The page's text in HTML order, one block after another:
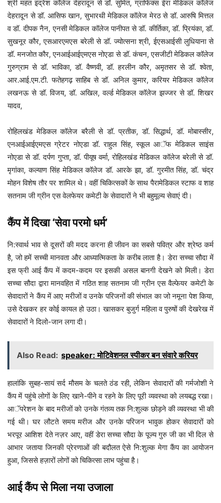
श्री महंत इंद्रेश कॉलेज देहरादून से डॉ. सुमित, ग्राफिक्स ईरा मेडिकल कॉलेज
देहरादून से डॉ. आसिफ खान, सुभारथी मेडिकल कॉलेज मेरठ से डॉ. आरुषि मित्तल
व डॉ. दीपक नैन, एनसी मेडिकल कॉलेज पानीपत से डॉ. कीर्तिका, डॉ. प्रियंका, डॉ.
सुखनूर कौर, एसआरएमएस बरेली से डॉ. ज्योत्सना श्री, ईएसआईसी लुधियाना से
डॉ. मनजोत कौर, एनआईआईएमएस नोएडा से डॉ. कंचन, एसजीटी मेडिकल कॉलेज
गुरुग्राम से डॉ. भाविका, डॉ. वैष्णवी, डॉ. हरलीन कौर, अमृतसर से डॉ. श्वेता,
आर.आई.एम.टी. फतेहगढ़ साहिब से डॉ. अनिल कुमार, करियर मेडिकल कॉलेज
लखनऊ से डॉ. विजय, डॉ. अखिल, वर्ल्ड मेडिकल कॉलेज झज्जर से डॉ. शिखर
यादव,
रोहिलखंड मेडिकल कॉलेज बरैली से डॉ. प्रतीक, डॉ. सिद्धार्थ, डॉ. मोबास्सीर,
एनआईआईएमएस ग्रेटर नोएडा डॉ. राहुल सिंह, स्कूल आॅफ मेडिकल साइंस
नोएडा से डॉ. दर्पण गुप्ता, डॉ. पीयूष वर्मा, रोहिलखंड मेडिकल कॉलेज बरेली से डॉ.
मृगांका, कल्याण सिंह मेडिकल कॉलेज डॉ. आरके झा, डॉ. गुरमीत सिंह, डॉ. चंद्र
मोहन विशेष तौर पर शामिल थे। वहीं चिकित्सकों के साथ पैरामेडिकल स्टाफ व शाह
सतनाम जी ग्रीन एस वेलफेयर कमेटी के सेवादारों ने भी बहुमूल्य सेवाएं दी।
कैंप में दिखा ‘सेवा परमो धर्म’
नि:स्वार्थ भाव से दूसरों की मदद करना ही जीवन का सबसे पवित्र और श्रेष्ठ कर्म
है, जो हमें सच्ची मानवता और आध्यात्मिकता के करीब लाता है। डेरा सच्चा सौदा में
इस फ्री आई कैंप में कदम-कदम पर इसकी असल बानगी देखने को मिली। डेरा
सच्चा सौदा द्वारा मानवहित में गठित शाह सतनाम जी ग्रीन एस वैल्फेयर कमेटी के
सेवादारों ने कैंप में आए मरीजों व उनके परिजनों की संभाल का जो नमूना पेश किया,
उसे देखकर हर कोई कायल हो उठा। खासकर बुजुर्ग महिला व पुरुषों की देखरेख में
सेवादारों ने दिलो-जान लगा दी।
Also Read: speaker: मोटिवेशनल स्पीकर बन संवारे करियर
हालांकि सुबह-सायं सर्द मौसम के चलते ठंड रही, लेकिन सेवादारों की गर्मजोशी ने
कैंप में पहुंचे लोगों के लिए खाने-पीने व रहने के लिए पूरी व्यवस्था को लयबद्ध रखा।
आॅपरेशन के बाद मरीजों को उनके गंतव्य तक नि:शुल्क छोड़ने की व्यवस्था भी की
गई थी। घर लौटते समय मरीज और उनके परिजन भावुक होकर सेवादारों को
भरपूर आशिश देते नज़र आए, वहीं डेरा सच्चा सौदा के पूज्य गुरु जी का भी दिल से
आभार जताया जिनकी प्रेरणाओं की बदौलत ऐसे नि:शुल्क मेगा कैंप का आयोजन
हुआ, जिससे हज़ारों लोगों को चिकित्सा लाभ पहुंचा है।
आई कैंप से मिला नया उजाला